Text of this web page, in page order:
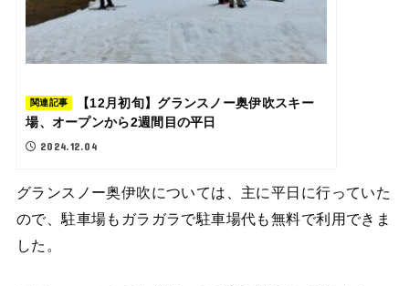
関連記事
【12月初旬】グランスノー奥伊吹スキー
場、オープンから2週間目の平日
2024.12.04
グランスノー奥伊吹については、主に平日に行っていた
ので、駐車場もガラガラで駐車場代も無料で利用できま
した。